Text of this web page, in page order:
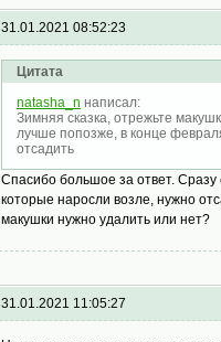
31.01.2021 08:52:23
Цитата
natasha_n написал:
Зимняя сказка, отрежьте
лучше попозже, в конце
отсадить
Спасибо большое за ответ. Сразу
которые наросли возле, нужно
макушки нужно удалить или нет?
31.01.2021 11:05:27